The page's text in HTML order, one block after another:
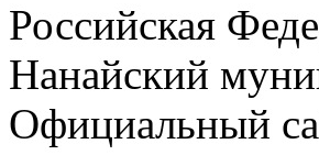
Российская
Нанайский
Официальный